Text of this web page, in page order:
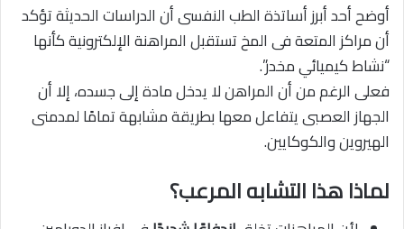
أوضح أحد أبرز أساتذة الطب النفسى أن الدراسات الحديثة تؤكد
أن مراكز المتعة فى المخ تستقبل المراهنة الإلكترونية كأنها
“نشاط كيميائي مخدر”.
فعلى الرغم من أن المراهن لا يدخل مادة إلى جسده، إلا أن
الجهاز العصبى يتفاعل معها بطريقة مشابهة تمامًا لمدمنى
الهيروين والكوكايين.
لماذا هذا التشابه المرعب؟